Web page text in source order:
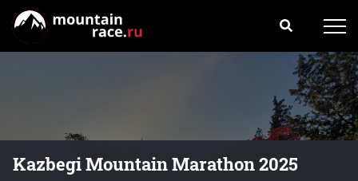
Kazbegi Mountain Marathon 2025